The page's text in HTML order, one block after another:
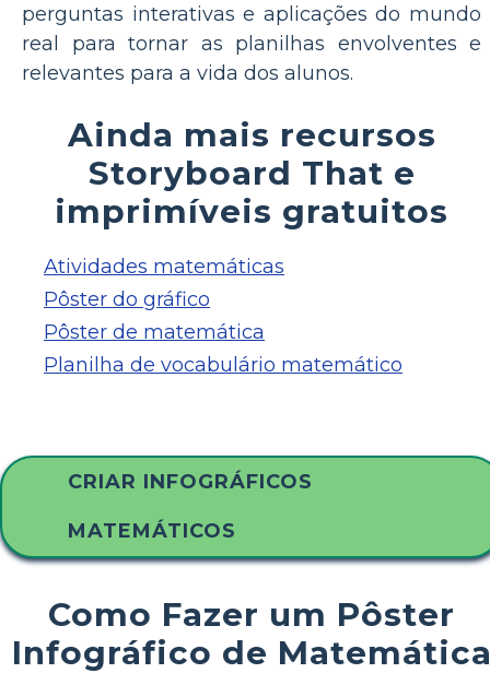
perguntas interativas e aplicações do mundo
real para tornar as planilhas envolventes e
relevantes para a vida dos alunos.
Ainda mais recursos
Storyboard That e
imprimíveis gratuitos
Atividades matemáticas
Pôster do gráfico
Pôster de matemática
Planilha de vocabulário matemático
CRIAR INFOGRÁFICOS
MATEMÁTICOS
Como Fazer um Pôster
Infográfico de